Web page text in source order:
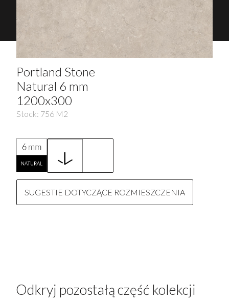
Portland Stone
Natural 6 mm
1200x300
Stock: 756 M2
SUGESTIE DOTYCZĄCE ROZMIESZCZENIA
Odkryj pozostałą część kolekcji